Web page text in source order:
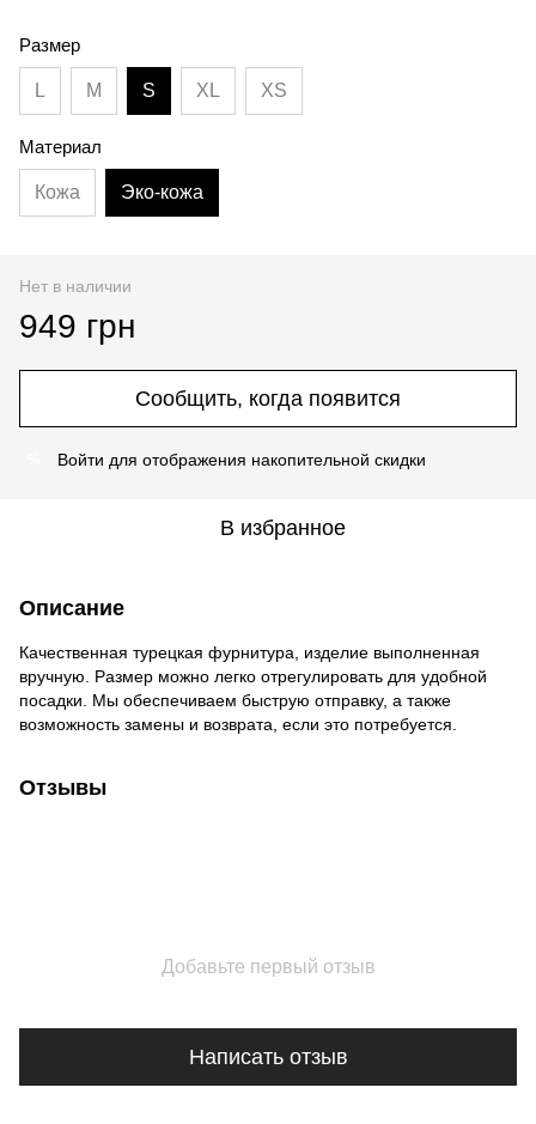
Размер
L M S XL XS
Материал
Кожа Эко-кожа
Нет в наличии
949 грн
Сообщить, когда появится
Войти для отображения накопительной скидки
В избранное
Описание
Качественная турецкая фурнитура, изделие выполненная
вручную. Размер можно легко отрегулировать для удобной
посадки. Мы обеспечиваем быструю отправку, а также
возможность замены и возврата, если это потребуется.
Отзывы
Добавьте первый отзыв
Написать отзыв